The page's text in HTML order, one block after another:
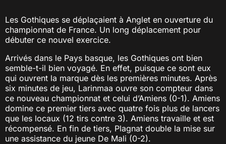
Les Gothiques se déplaçaient à Anglet en ouverture du
championnat de France. Un long déplacement pour
débuter ce nouvel exercice.
Arrivés dans le Pays basque, les Gothiques ont bien
semble-t-il bien voyagé. En effet, puisque ce sont eux
qui ouvrent la marque dès les premières minutes. Après
six minutes de jeu, Larinmaa ouvre son compteur dans
ce nouveau championnat et celui d’Amiens (0-1). Amiens
domine ce premier tiers avec quatre fois plus de lancers
que les locaux (12 tirs contre 3). Amiens travaille et est
récompensé. En fin de tiers, Plagnat double la mise sur
une assistance du jeune De Mali (0-2).